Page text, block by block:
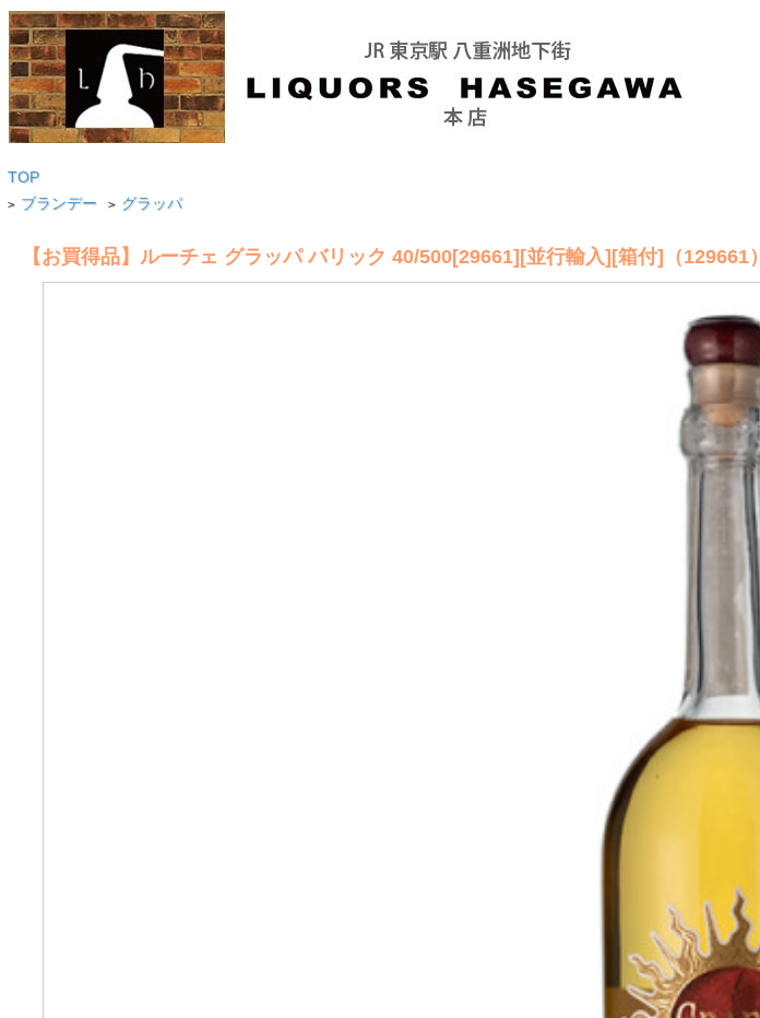
TOP
> ブランデー > グラッパ
【お買得品】ルーチェ グラッパ バリック 40/500[29661][並行輸入][箱付]（129661）